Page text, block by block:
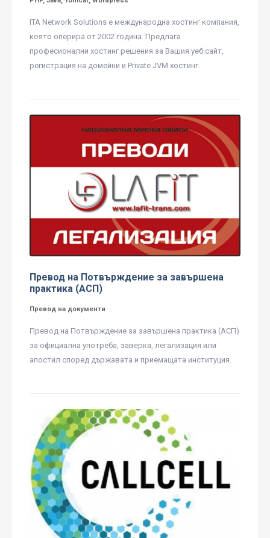
ITA Network Solutions е международна хостинг компания,
която оперира от 2002 година. Предлага
професионални хостинг решения за Вашия уеб сайт,
регистрация на домейни и Private JVM хостинг.
Превод на Потвърждение за завършена
практика (АСП)
Превод на документи
Превод на Потвърждение за завършена практика (АСП)
за официална употреба, заверка, легализация или
апостил според държавата и приемащата институция.